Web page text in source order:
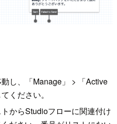
し、「Manage」 > 「Active
ください。
からStudioフローに関連付け